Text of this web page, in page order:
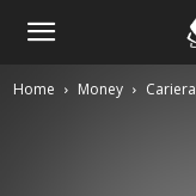
Home Money Cariera